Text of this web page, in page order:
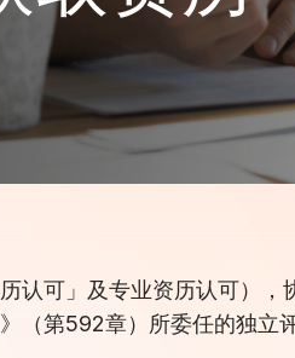
历认可」及专业资历认可），
（第592章）所委任的独立